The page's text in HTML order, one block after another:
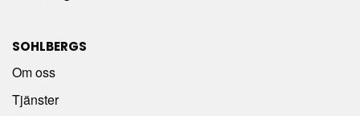
SOHLBERGS
Om oss
Tjänster